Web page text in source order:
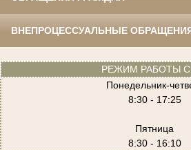
ВНЕПРОЦЕССУАЛЬНЫЕ
РЕЖИМ РАБОТЫ
Понедельник-
8:30 - 17:25
Пятница
8:30 - 16:10